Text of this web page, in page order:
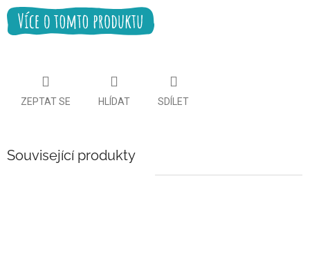
ZEPTAT SE HLÍDAT SDÍLET
Související produkty